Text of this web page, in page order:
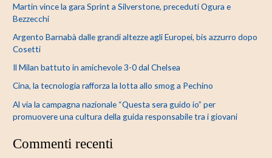
a
Martin vince la gara Sprint a Silverstone, preceduti Ogura e
Bezzecchi
Argento Barnabà dalle grandi altezze agli Europei, bis azzurro dopo
Cosetti
Il Milan battuto in amichevole 3-0 dal Chelsea
Cina, la tecnologia rafforza la lotta allo smog a Pechino
Al via la campagna nazionale “Questa sera guido io” per
promuovere una cultura della guida responsabile tra i giovani
Commenti recenti